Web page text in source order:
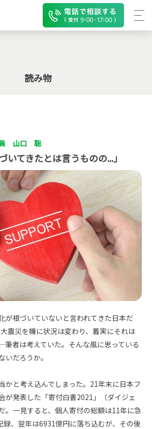
読み物
員 山口 聡
いてきたとは言うものの...」
が根づいていないと言われてきた日本だ
震災を機に状況は変わり、着実にそれは
筆者は考えていた。そんな風に思っている
いだろうか。
と考え込んでしまった。 21年末に日本フ
が発表した「寄付白書2021 」（ダイジェ
。一見すると、個人寄付の総額は11年に急
録、翌年は6931億円に落ち込むが、その後